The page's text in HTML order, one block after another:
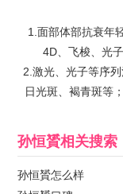
1.面部体部抗衰年
4D、飞梭、光
2.激光、光子等序
日光斑、褐青斑等
孙恒贇相关搜索
孙恒贇怎么样